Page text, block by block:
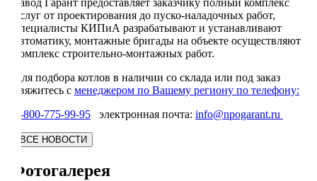
Завод Гарант предоставляет заказчику полный комплекс
услуг от проектирования до пуско-наладочных работ,
специалисты КИПиА разрабатывают и устанавливают
автоматику, монтажные бригады на объекте осуществляют
комплекс строительно-монтажных работ.
Для подбора котлов в наличии со склада или под заказ
свяжитесь с менеджером по Вашему региону по телефону:
8-800-775-99-95 электронная почта: info@npogarant.ru
Фотогалерея